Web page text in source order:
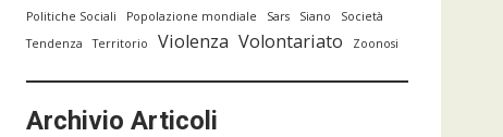
Politiche Sociali
Popolazione mondiale Sars Siano
Società
Tendenza
Territorio Violenza Volontariato Zoonosi
Archivio Articoli